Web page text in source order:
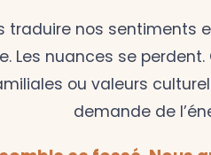
traduire nos sentiments
Les nuances se
ou valeurs
demande de